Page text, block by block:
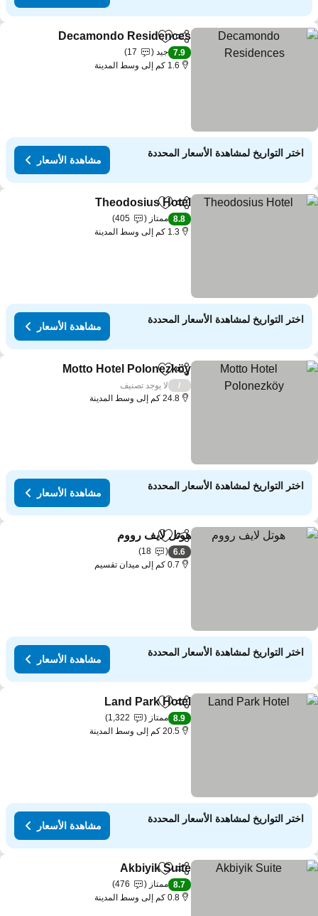
مشاركةAdd to favorites
Decamondo Residences
7.9 جيد
17
1.6 كم إلى وسط المدينة
اختر التواريخ لمشاهدة الأسعار المحددة
مشاهدة الأسعار
مشاركةAdd to favorites
Theodosius Hotel
8.8 ممتاز
405
1.3 كم إلى وسط المدينة
اختر التواريخ لمشاهدة الأسعار المحددة
مشاهدة الأسعار
مشاركةAdd to favorites
Motto Hotel Polonezköy
لا يوجد تصنيف
24.8 كم إلى وسط المدينة
اختر التواريخ لمشاهدة الأسعار المحددة
مشاهدة الأسعار
مشاركةAdd to favorites
هوتل لايف رووم
6.6
18
0.7 كم إلى ميدان تقسيم
اختر التواريخ لمشاهدة الأسعار المحددة
مشاهدة الأسعار
مشاركةAdd to favorites
Land Park Hotel
8.9 ممتاز
1,322
20.5 كم إلى وسط المدينة
اختر التواريخ لمشاهدة الأسعار المحددة
مشاهدة الأسعار
مشاركةAdd to favorites
Akbiyik Suite
8.7 ممتاز
476
0.8 كم إلى وسط المدينة